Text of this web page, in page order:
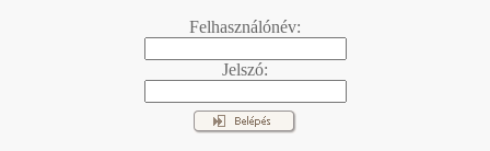
Felhasználónév:
Jelszó: